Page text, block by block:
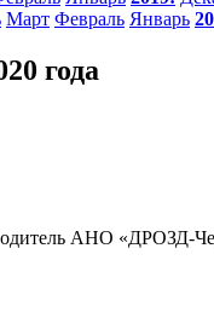
Март Февраль Январь
года
АНО «ДРОЗД-